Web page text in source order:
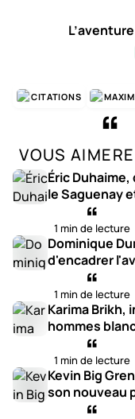
CITATIONS
VOUS
Éric
le Saguenay
1 min de lecture
Dominique
d'encadrer
1 min de lecture
Karima Brikh,
hommes
1 min de lecture
Kevin Big
son nouveau